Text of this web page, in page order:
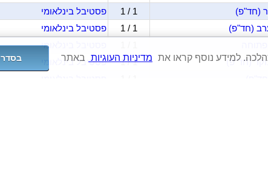
1 / 1
פסטיבל בינלאומי
1 / 1
פסטיבל בינלאומי
פסטיבל בינלאומי
1 / 1
פסטיבל בינלאומימדיניות העוגיות באתר בסדר